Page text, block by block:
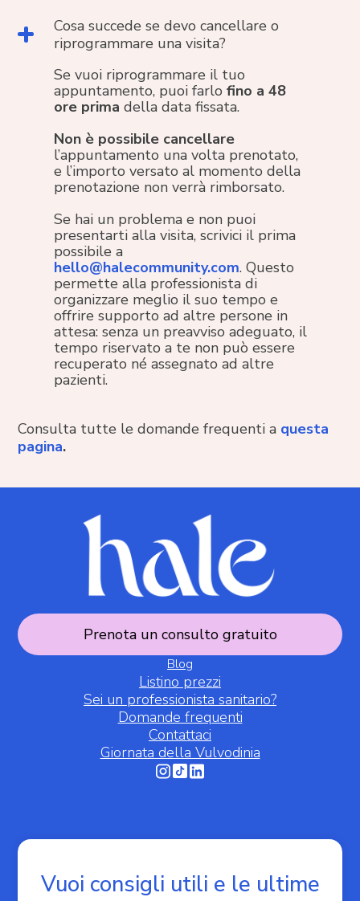
Cosa succede se devo cancellare o
riprogrammare una visita?
Se vuoi riprogrammare il tuo
appuntamento, puoi farlofino a 48
ore prima della data fissata.
Non è possibile cancellare
l’appuntamento una volta prenotato,
e l’importo versato al momento della
prenotazione non verrà rimborsato.
Se hai un problema e non puoi
presentarti alla visita, scrivici il prima
possibile a
hello@halecommunity.com. Questo
permette alla professionista di
organizzare meglio il suo tempo e
offrire supporto ad altre persone in
attesa: senza un preavviso adeguato, il
tempo riservato a te non può essere
recuperato né assegnato ad altre
pazienti.
Consulta tutte le domande frequenti a questa
pagina.
Prenota un consulto gratuito
Blog
Listino prezzi
Sei un professionista sanitario?
Domande frequenti
Contattaci
Giornata della Vulvodinia
Vuoi consigli utili e le ultime
Informativa sulla raccolta